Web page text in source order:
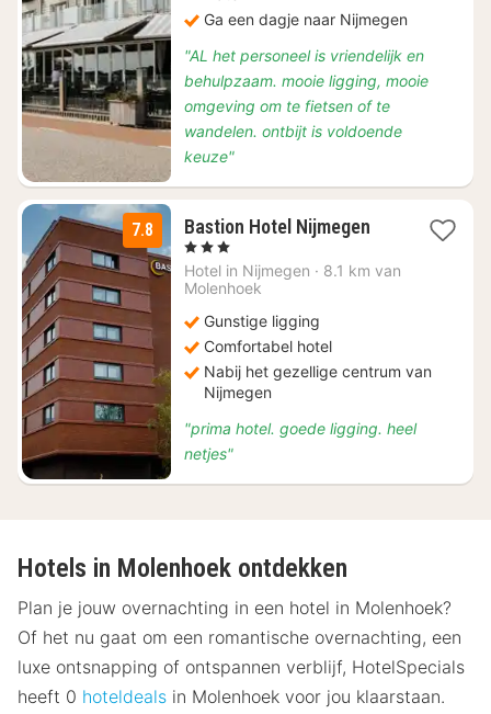
Ga een dagje naar Nijmegen
"AL het personeel is vriendelijk en
behulpzaam. mooie ligging, mooie
omgeving om te fietsen of te
wandelen. ontbijt is voldoende
keuze"
7.8 Bastion Hotel Nijmegen1
vanaf
, 3 Sterren
Hotel in Nijmegen · 8.1 km van
Molenhoek
Gunstige ligging
Comfortabel hotel
Nabij het gezellige centrum van
Nijmegen
"prima hotel. goede ligging. heel
netjes"
Hotels in Molenhoek ontdekken
Plan je jouw overnachting in een hotel in Molenhoek?
Of het nu gaat om een romantische overnachting, een
luxe ontsnapping of ontspannen verblijf, HotelSpecials
heeft 0 hoteldeals in Molenhoek voor jou klaarstaan.